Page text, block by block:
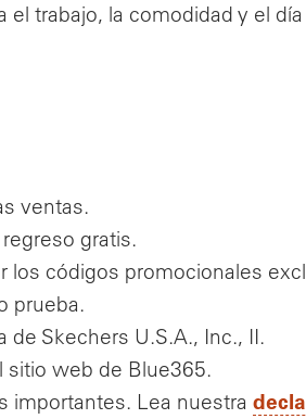
trabajo, la comodidad y el
ventas.
gratis.
los códigos promocionales
prueba.
de Skechers U.S.A., Inc., II.
sitio web de Blue365.
importantes. Lea nuestra